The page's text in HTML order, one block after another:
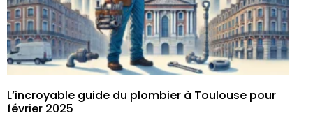
L’incroyable guide du plombier à Toulouse pour
février 2025